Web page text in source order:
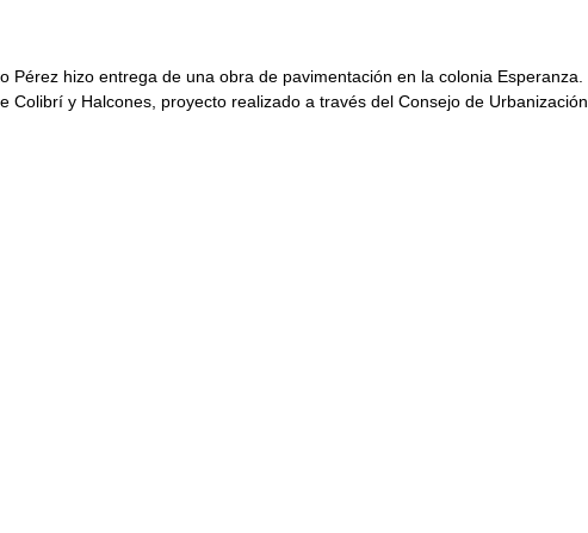
Pérez hizo entrega de una obra de pavimentación en la colonia Esperanza.
Colibrí y Halcones, proyecto realizado a través del Consejo de Urbanización